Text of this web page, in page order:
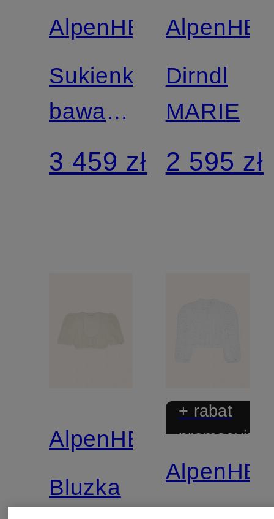
AlpenHERZ
Sukienka
bawarska
MELISSA
z
3 459 zł
Dirndl
MARIE
2 595 zł
AlpenHERZ
Bluzka
+ rabat
promocyjny